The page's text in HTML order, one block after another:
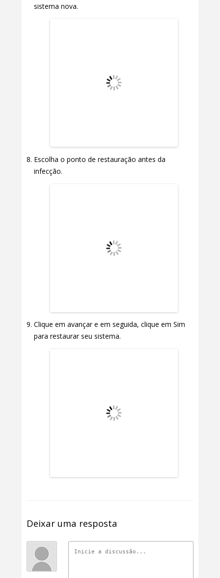
sistema nova.
Escolha o ponto de restauração antes da
infecção.
Clique em avançar e em seguida, clique em Sim
para restaurar seu sistema.
Deixar uma resposta